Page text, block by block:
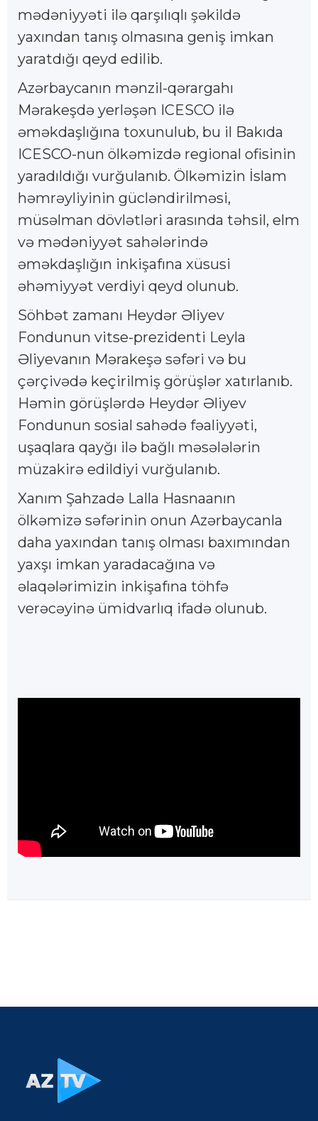
mədəniyyəti ilə qarşılıqlı şəkildə
yaxından tanış olmasına geniş imkan
yaratdığı qeyd edilib.
Azərbaycanın mənzil-qərargahı
Mərakeşdə yerləşən ICESCO ilə
əməkdaşlığına toxunulub, bu il Bakıda
ICESCO-nun ölkəmizdə regional ofisinin
yaradıldığı vurğulanıb. Ölkəmizin İslam
həmrəyliyinin gücləndirilməsi,
müsəlman dövlətləri arasında təhsil, elm
və mədəniyyət sahələrində
əməkdaşlığın inkişafına xüsusi
əhəmiyyət verdiyi qeyd olunub.
Söhbət zamanı Heydər Əliyev
Fondunun vitse-prezidenti Leyla
Əliyevanın Mərakeşə səfəri və bu
çərçivədə keçirilmiş görüşlər xatırlanıb.
Həmin görüşlərdə Heydər Əliyev
Fondunun sosial sahədə fəaliyyəti,
uşaqlara qayğı ilə bağlı məsələlərin
müzakirə edildiyi vurğulanıb.
Xanım Şahzadə Lalla Hasnaanın
ölkəmizə səfərinin onun Azərbaycanla
daha yaxından tanış olması baxımından
yaxşı imkan yaradacağına və
əlaqələrimizin inkişafına töhfə
verəcəyinə ümidvarlıq ifadə olunub.